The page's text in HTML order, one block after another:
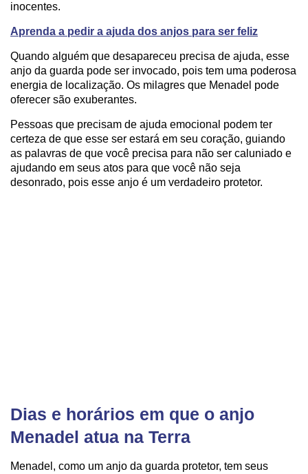
inocentes.
Aprenda a pedir a ajuda dos anjos para ser feliz
Quando alguém que desapareceu precisa de ajuda, esse
anjo da guarda pode ser invocado, pois tem uma poderosa
energia de localização. Os milagres que Menadel pode
oferecer são exuberantes.
Pessoas que precisam de ajuda emocional podem ter
certeza de que esse ser estará em seu coração, guiando
as palavras de que você precisa para não ser caluniado e
ajudando em seus atos para que você não seja
desonrado, pois esse anjo é um verdadeiro protetor.
Dias e horários em que o anjo
Menadel atua na Terra
Menadel, como um anjo da guarda protetor, tem seus